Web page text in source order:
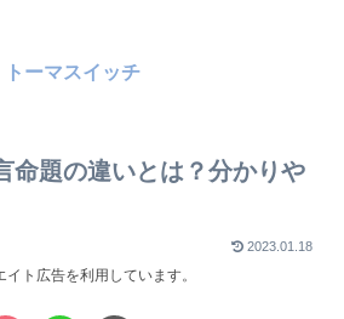
トーマスイッチ
命題の違いとは？分かりや
2023.01.18
ト広告を利用しています。